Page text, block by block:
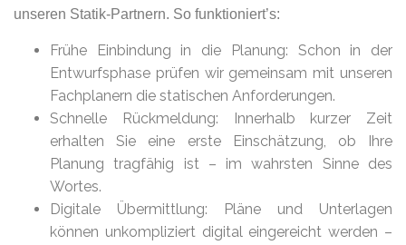
unseren Statik-Partnern. So funktioniert’s:
Frühe Einbindung in die Planung: Schon in der
Entwurfsphase prüfen wir gemeinsam mit unseren
Fachplanern die statischen Anforderungen.
Schnelle Rückmeldung: Innerhalb kurzer Zeit
erhalten Sie eine erste Einschätzung, ob Ihre
Planung tragfähig ist – im wahrsten Sinne des
Wortes.
Digitale Übermittlung: Pläne und Unterlagen
können unkompliziert digital eingereicht werden –